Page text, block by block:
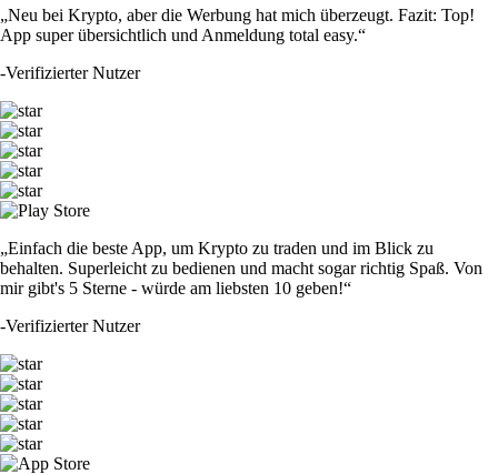
„Neu bei Krypto, aber die Werbung hat mich überzeugt. Fazit: Top!
App super übersichtlich und Anmeldung total easy.“
-Verifizierter Nutzer
„Einfach die beste App, um Krypto zu traden und im Blick zu
behalten. Superleicht zu bedienen und macht sogar richtig Spaß. Von
mir gibt's 5 Sterne - würde am liebsten 10 geben!“
-Verifizierter Nutzer